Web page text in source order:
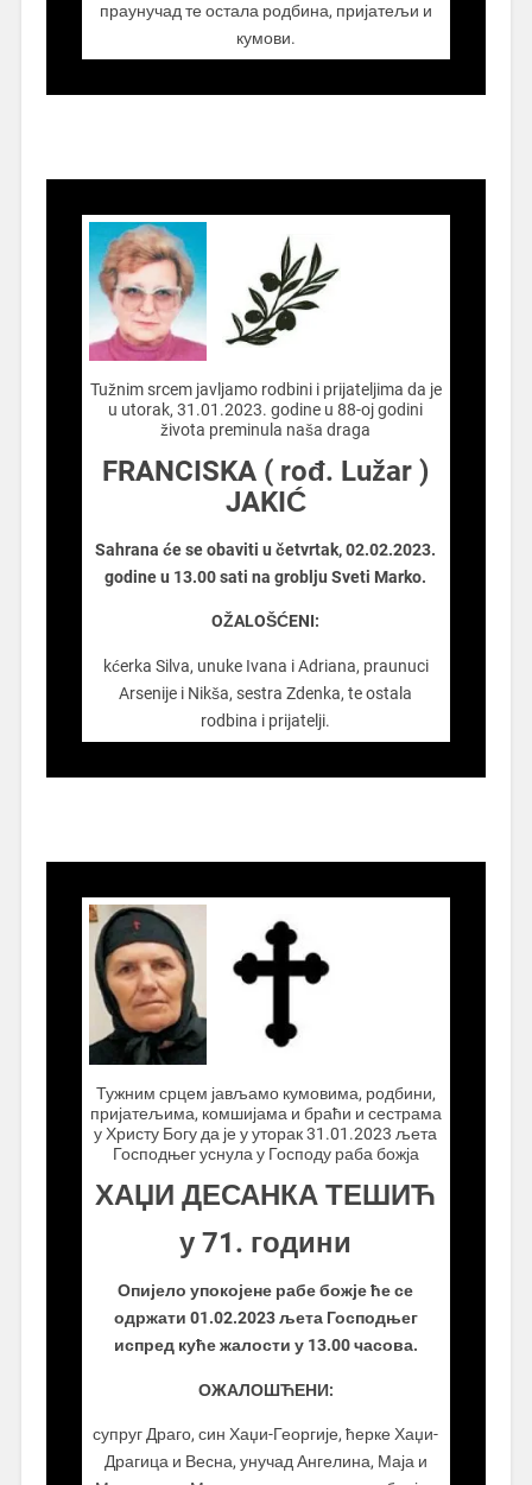
праунучад те остала родбина, пријатељи и
кумови.
Tužnim srcem javljamo rodbini i prijateljima da je
u utorak, 31.01.2023. godine u 88-oj godini
života preminula naša draga
FRANCISKA ( rođ. Lužar )
JAKIĆ
Sahrana će se obaviti u četvrtak, 02.02.2023.
godine u 13.00 sati na groblju Sveti Marko.
OŽALOŠĆENI:
kćerka Silva, unuke Ivana i Adriana, praunuci
Arsenije i Nikša, sestra Zdenka, te ostala
rodbina i prijatelji.
Тужним срцем јављамо кумовима, родбини,
пријатељима, комшијама и браћи и сестрама
у Христу Богу да је у уторак 31.01.2023 љета
Господњег уснула у Господу раба божја
ХАЏИ ДЕСАНКА ТЕШИЋ
у 71. години
Опијело упокојене рабе божје ће се
одржати 01.02.2023 љета Господњег
испред куће жалости у 13.00 часова.
ОЖАЛОШЋЕНИ:
супруг Драго, син Хаџи-Георгије, ћерке Хаџи-
Драгица и Весна, унучад Ангелина, Маја и